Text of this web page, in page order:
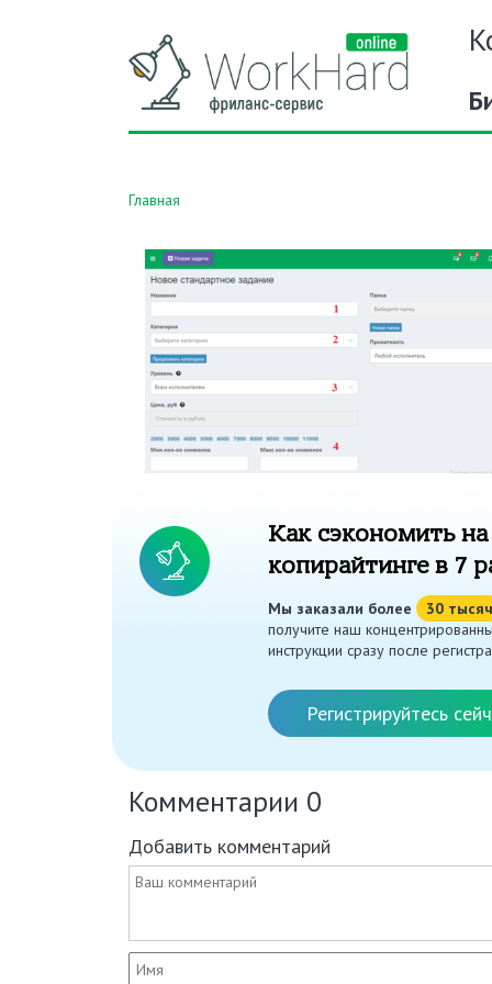
Главная
Как сэкономить на
копирайтинге в 7
Мы заказали более 30 тысяч
получите наш
инструкции сразу после
Регистрируйтесь
Комментарии 0
Добавить комментарий